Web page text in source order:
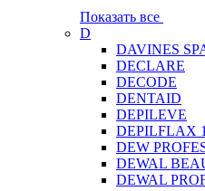
Показать все
D
DAVINES
DECLARE
DECODE
DENTAID
DEPILEVE
DEPILFLAX
DEW
DEWAL
DEWAL